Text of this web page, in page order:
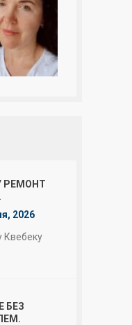
РЕМОНТ
2026
Квебеку
БЕЗ